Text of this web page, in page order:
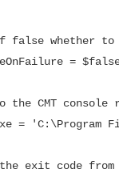
false whether
=
the CMT console
= 'C:\Program
exit code